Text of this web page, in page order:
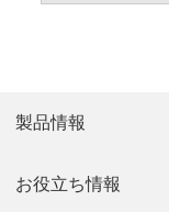
製品情報
お役立ち情報